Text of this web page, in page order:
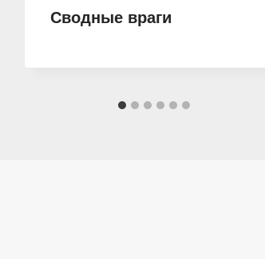
Сводные враги